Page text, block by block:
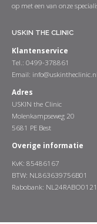
op met een van onze
USKIN THE CLINIC
Klantenservice
Tel.: 0499-378861
Email: info@uskintheclinic.nl
Adres
USKIN the Clinic
Molenkampseweg 20
5681 PE Best
Overige informatie
KvK: 85486167
BTW: NL863639756B01
Rabobank: